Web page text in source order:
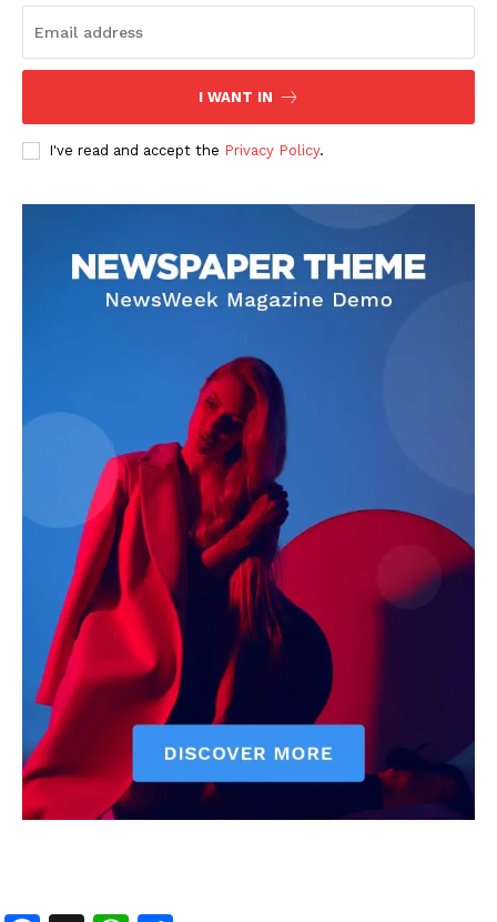
AIN NEWS 1
Contact Us
Privacy Policy
Terms of Use Agreement
Facebook
X WhatsApp
Share
I WANT IN
I've read and accept the Privacy Policy.